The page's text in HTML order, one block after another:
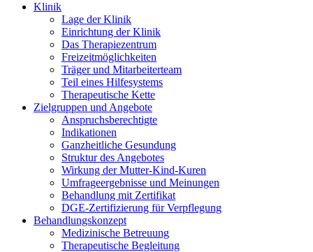
Klinik
Lage der Klinik
Einrichtung der Klinik
Das Therapiezentrum
Freizeitmöglichkeiten
Träger und Mitarbeiterteam
Teil eines Hilfesystems
Therapeutische Kette
Zielgruppen und Angebote
Anspruchsberechtigte
Indikationen
Ganzheitliche Gesundung
Struktur des Angebotes
Wirkung der Mutter-Kind-Kuren
Umfrageergebnisse und Meinungen
Behandlung mit Zertifikat
DGE-Zertifizierung für Verpflegung
Behandlungskonzept
Medizinische Betreuung
Therapeutische Begleitung